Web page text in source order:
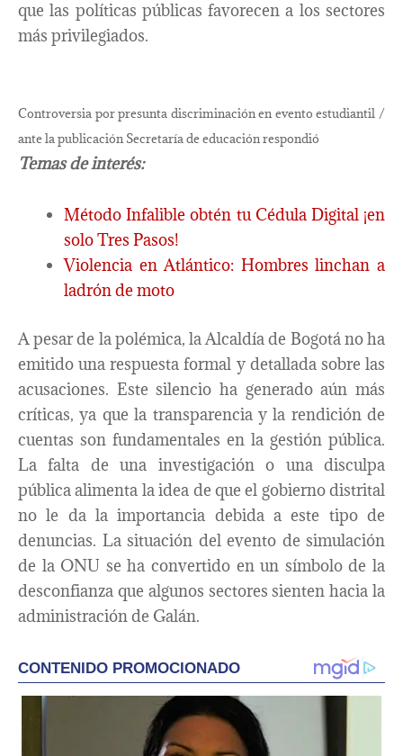
que las políticas públicas favorecen a los sectores
más privilegiados.
Controversia por presunta discriminación en evento estudiantil /
ante la publicación Secretaría de educación respondió
Temas de interés:
Método Infalible obtén tu Cédula Digital ¡en
solo Tres Pasos!
Violencia en Atlántico: Hombres linchan a
ladrón de moto
A pesar de la polémica, la Alcaldía de Bogotá no ha
emitido una respuesta formal y detallada sobre las
acusaciones. Este silencio ha generado aún más
críticas, ya que la transparencia y la rendición de
cuentas son fundamentales en la gestión pública.
La falta de una investigación o una disculpa
pública alimenta la idea de que el gobierno distrital
no le da la importancia debida a este tipo de
denuncias. La situación del evento de simulación
de la ONU se ha convertido en un símbolo de la
desconfianza que algunos sectores sienten hacia la
administración de Galán.